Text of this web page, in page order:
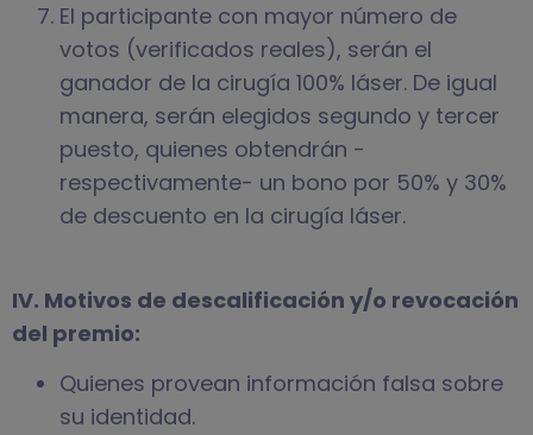
El participante con mayor número de
votos (verificados reales), serán el
ganador de la cirugía 100% láser. De igual
manera, serán elegidos segundo y tercer
puesto, quienes obtendrán -
respectivamente- un bono por 50% y 30%
de descuento en la cirugía láser.
IV. Motivos de descalificación y/o revocación
del premio:
Quienes provean información falsa sobre
su identidad.